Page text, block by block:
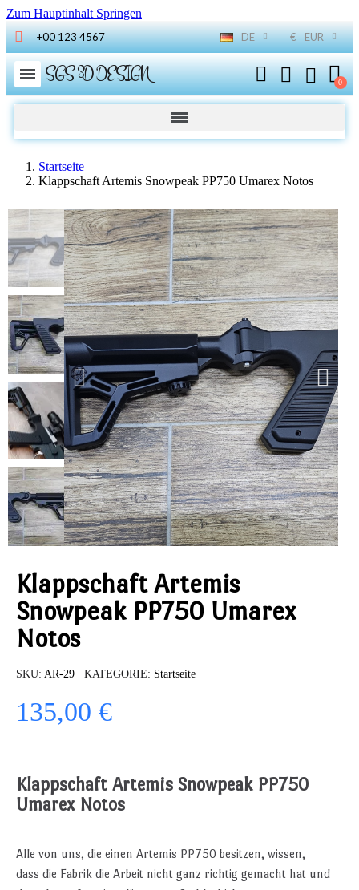
Zum Hauptinhalt Springen
+00 123 4567 DE € EUR
SGS 3D DESIGN
Startseite
Klappschaft Artemis Snowpeak PP750 Umarex Notos
Klappschaft Artemis
Snowpeak PP750 Umarex
Notos
SKU AR-29 KATEGORIE Startseite
135,00 €
Klappschaft Artemis Snowpeak PP750
Umarex Notos
Alle von uns, die einen Artemis PP750 besitzen, wissen,
dass die Fabrik die Arbeit nicht ganz richtig gemacht hat und